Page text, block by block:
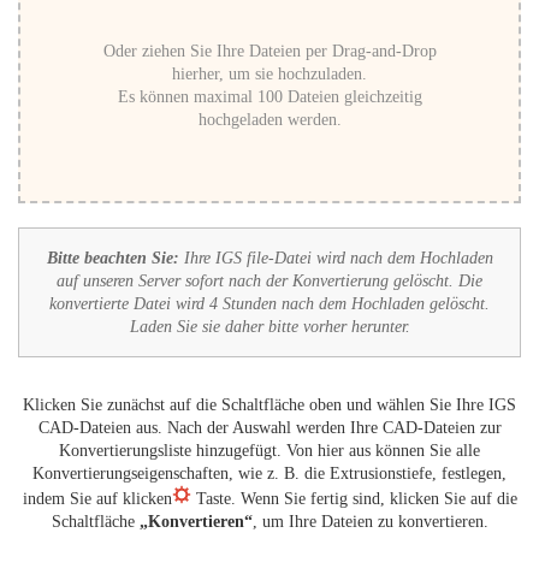
Oder ziehen Sie Ihre Dateien per Drag-and-Drop
hierher, um sie hochzuladen.
Es können maximal 100 Dateien gleichzeitig
hochgeladen werden.
Bitte beachten Sie: Ihre IGS file-Datei wird nach dem Hochladen
auf unseren Server sofort nach der Konvertierung gelöscht. Die
konvertierte Datei wird 4 Stunden nach dem Hochladen gelöscht.
Laden Sie sie daher bitte vorher herunter.
Klicken Sie zunächst auf die Schaltfläche oben und wählen Sie Ihre IGS
CAD-Dateien aus. Nach der Auswahl werden Ihre CAD-Dateien zur
Konvertierungsliste hinzugefügt. Von hier aus können Sie alle
Konvertierungseigenschaften, wie z. B. die Extrusionstiefe, festlegen,
indem Sie auf klicken
Taste. Wenn Sie fertig sind, klicken Sie auf die
Schaltfläche „Konvertieren“, um Ihre Dateien zu konvertieren.